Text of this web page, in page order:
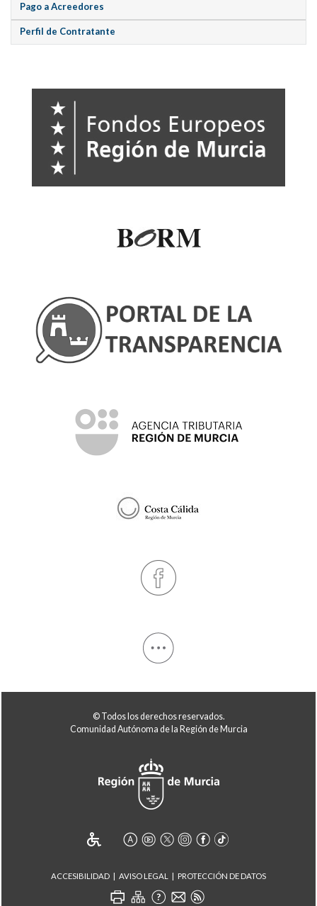
Pago a Acreedores
Perfil de Contratante
© Todos los derechos reservados.
Comunidad Autónoma de la Región de Murcia
ACCESIBILIDAD AVISO LEGAL PROTECCIÓN DE DATOS